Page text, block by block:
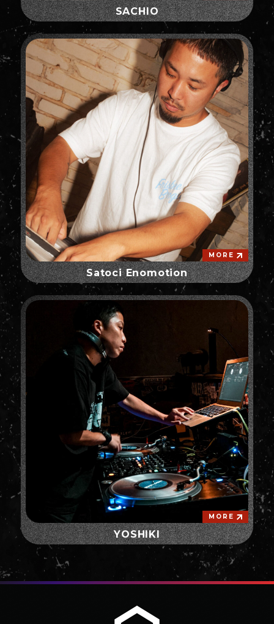
SACHIO
MORE
Satoci Enomotion
MORE
YOSHIKI